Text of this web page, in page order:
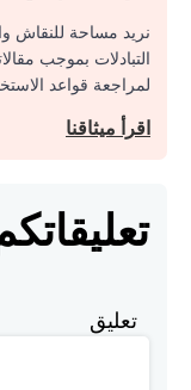
نريد مساحة للنقاش
التبادلات بموجب
لمراجعة قواعد
اقرأ ميثاقنا
تعليق